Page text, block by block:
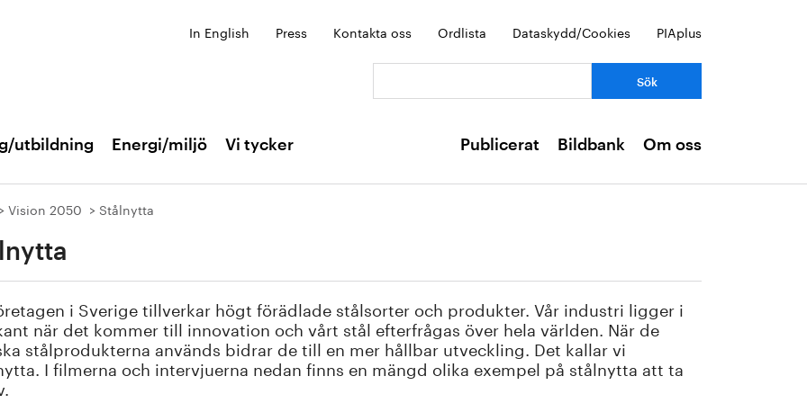
In English Press Kontakta oss Ordlista Dataskydd/Cookies PIAplus
utbildning Energi/miljö Vi tycker Publicerat Bildbank Om oss
Vision 2050 Stålnytta
i Sverige tillverkar högt förädlade stålsorter och produkter. Vår industri ligger i
när det kommer till innovation och vårt stål efterfrågas över hela världen. När de
stålprodukterna används bidrar de till en mer hållbar utveckling. Det kallar vi
I filmerna och intervjuerna nedan finns en mängd olika exempel på stålnytta att ta